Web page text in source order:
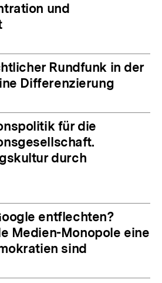
und
Rundfunk in der
Differenzierung
für die
durch
entflechten?
Medien-Monopole eine
sind